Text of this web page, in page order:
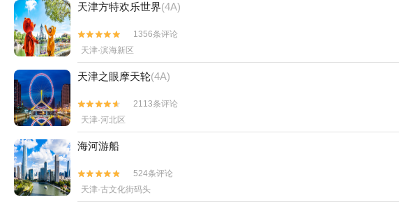
天津方特欢乐世界(4A)


1356条评论
天津·滨海新区
天津之眼摩天轮(4A)


2113条评论
天津·河北区
海河游船


524条评论
天津·古文化街码头